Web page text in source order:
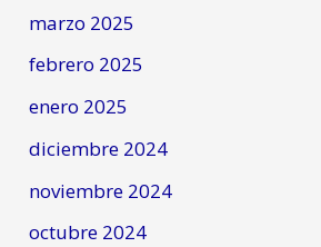
marzo 2025
febrero 2025
enero 2025
diciembre 2024
noviembre 2024
octubre 2024